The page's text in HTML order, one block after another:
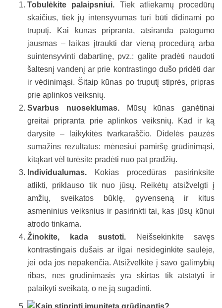
Tobulėkite palaipsniui. Tiek atliekamų procedūrų
skaičius, tiek jų intensyvumas turi būti didinami po
truputį. Kai kūnas pripranta, atsiranda patogumo
jausmas – laikas įtraukti dar vieną procedūrą arba
suintensyvinti dabartinę, pvz.: galite pradėti naudoti
šaltesnį vandenį ar prie kontrastingo dušo pridėti dar
ir vėdinimąsi. Šitaip kūnas po truputį stiprės, pripras
prie aplinkos veiksnių.
Svarbus nuoseklumas.
Mūsų kūnas ganėtinai
greitai pripranta prie aplinkos veiksnių. Kad ir ką
darysite – laikykitės tvarkaraščio. Didelės pauzės
sumažins rezultatus: mėnesiui pamiršę grūdinimąsi,
kitąkart vėl turėsite pradėti nuo pat pradžių.
Individualumas. Kokias procedūras pasirinksite
atlikti, priklauso tik nuo jūsų. Reikėtų atsižvelgti į
amžių, sveikatos būklę, gyvenseną ir kitus
asmeninius veiksnius ir pasirinkti tai, kas jūsų kūnui
atrodo tinkama.
Žinokite, kada sustoti. Neišsekinkite savęs
kontrastingais dušais ar ilgai nesideginkite saulėje,
jei oda jos nepakenčia. Atsižvelkite į savo galimybių
ribas, nes grūdinimasis yra skirtas tik atstatyti ir
palaikyti sveikatą, o ne ją sugadinti.